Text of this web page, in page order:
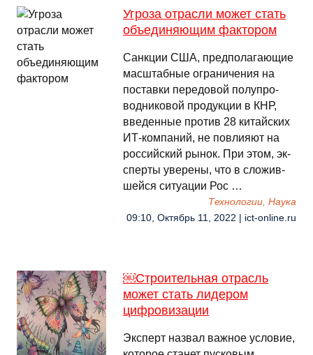
Угроза отрасли может стать
объединяющим фактором
Сан­кции США, пред­по­лагаю­щие
мас­штаб­ные ог­ра­ниче­ния на
пос­тавки пе­редо­вой по­луп­ро­
вод­ни­ковой про­дук­ции в КНР,
вве­ден­ные про­тив 28 ки­тай­ских
ИТ-ком­па­ний, не пов­лияют на
рос­сий­ский ры­нок. При этом, эк­
спер­ты уве­рены, что в сло­жив­
шей­ся си­туа­ции Рос …
Технологии, Наука
09:10, Октябрь 11, 2022 | ict-online.ru
￼Строительная отрасль
может стать лидером
цифровизации
Эксперт назвал важное условие,